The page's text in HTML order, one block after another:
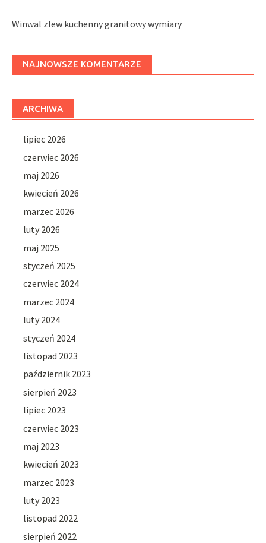
Winwal zlew kuchenny granitowy wymiary
NAJNOWSZE KOMENTARZE
ARCHIWA
lipiec 2026
czerwiec 2026
maj 2026
kwiecień 2026
marzec 2026
luty 2026
maj 2025
styczeń 2025
czerwiec 2024
marzec 2024
luty 2024
styczeń 2024
listopad 2023
październik 2023
sierpień 2023
lipiec 2023
czerwiec 2023
maj 2023
kwiecień 2023
marzec 2023
luty 2023
listopad 2022
sierpień 2022